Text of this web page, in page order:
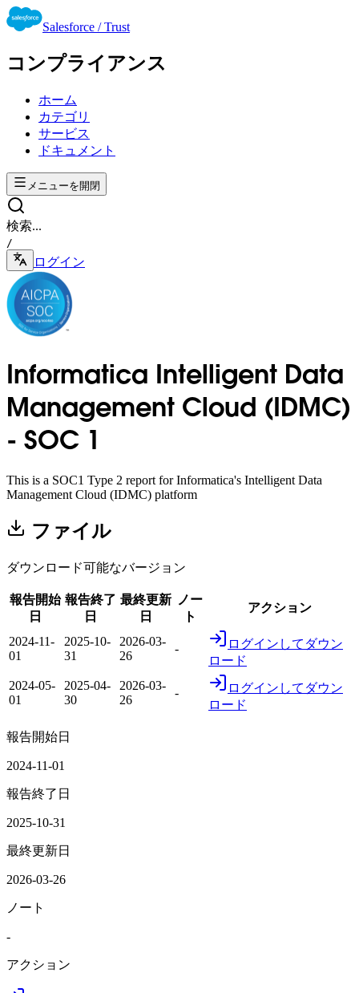
Salesforce / Trust
コンプライアンス
ホーム
カテゴリ
サービス
ドキュメント
メニューを開閉
検索...
/
ログイン
Informatica Intelligent Data
Management Cloud (IDMC)
- SOC 1
This is a SOC1 Type 2 report for Informatica's Intelligent Data
Management Cloud (IDMC) platform
ファイル
ダウンロード可能なバージョン
報告開始
日
報告終了
日
最終更新
日
ノー
ト
アクション
2024-11-
01
2025-10-
31
2026-03-
26
-
ログインしてダウン
ロード
2024-05-
01
2025-04-
30
2026-03-
26
-
ログインしてダウン
ロード
報告開始日
2024-11-01
報告終了日
2025-10-31
最終更新日
2026-03-26
ノート
-
アクション